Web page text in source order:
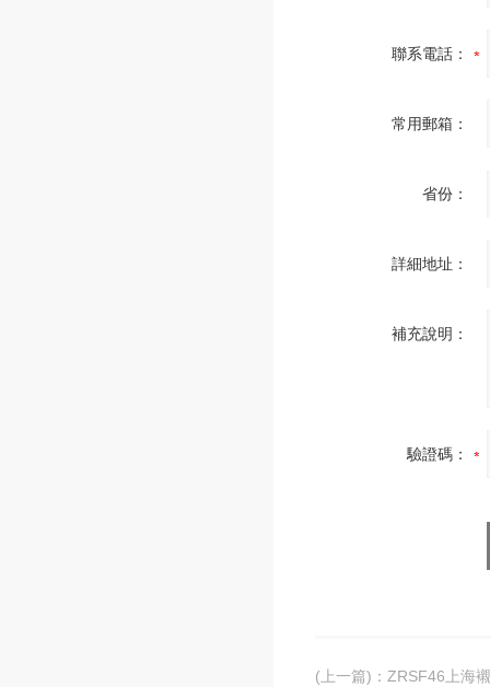
聯系電話：
常用郵箱：
省份：
詳細地址：
補充說明：
驗證碼：
(上一篇) ： ZRSF46上海